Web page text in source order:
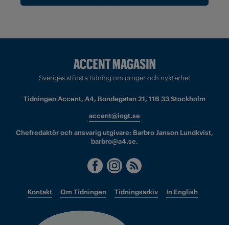
Sveriges största tidning om droger och nykterhet
Tidningen Accent, A4, Bondegatan 21, 116 33 Stockholm
accent@iogt.se
Chefredaktör och ansvarig utgivare: Barbro Janson Lundkvist,
barbro@a4.se.
Kontakt Om Tidningen Tidningsarkiv In English